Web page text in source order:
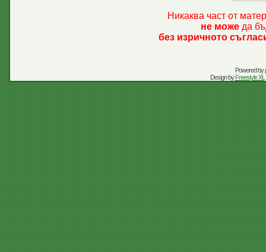
Никаква част от
не може да
без изричното
Powered by
Design byFreestyle XL